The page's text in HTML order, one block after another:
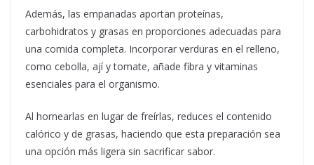
Además, las empanadas aportan proteínas,
carbohidratos y grasas en proporciones adecuadas para
una comida completa. Incorporar verduras en el relleno,
como cebolla, ají y tomate, añade fibra y vitaminas
esenciales para el organismo.
Al hornearlas en lugar de freírlas, reduces el contenido
calórico y de grasas, haciendo que esta preparación sea
una opción más ligera sin sacrificar sabor.